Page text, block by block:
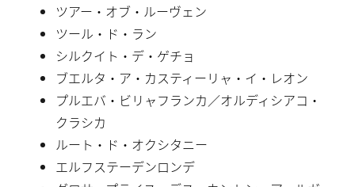
ツアー・オブ・ルーヴェン
ツール・ド・ラン
シルクイト・デ・ゲチョ
ブエルタ・ア・カスティーリャ・イ・レオン
プルエバ・ビリャフランカ／オルディシアコ・
クラシカ
ルート・ド・オクシタニー
エルフステーデンロンデ